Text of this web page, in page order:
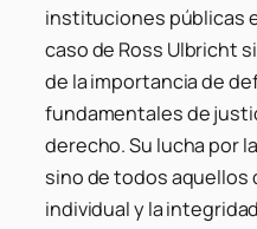
instituciones públicas
caso de Ross Ulbricht
de la importancia de
fundamentales de
derecho. Su lucha por
sino de todos aquellos
individual y la